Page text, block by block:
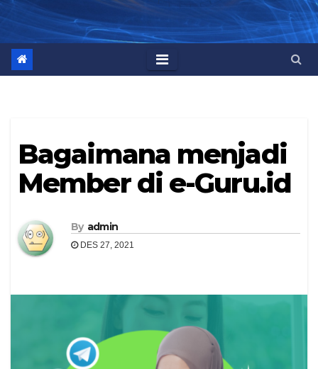
Bagaimana menjadi
Member di e-Guru.id
By admin
DES 27, 2021